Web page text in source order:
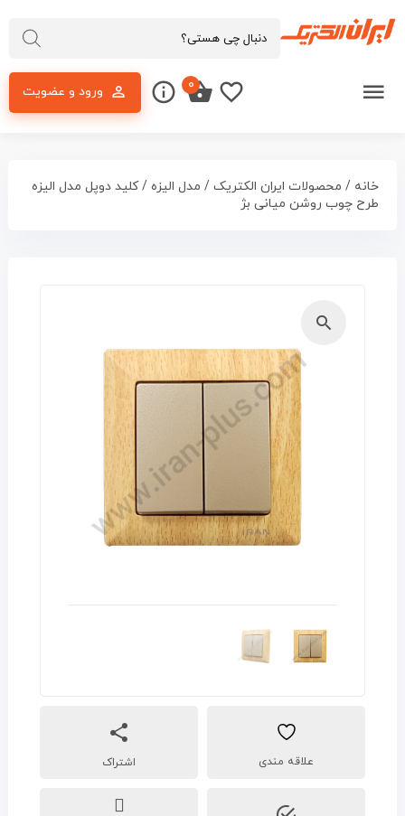
ورود و عضویت ۰
خانه / محصولات ایران الکتریک/ مدل الیزه/ کلید دوپل مدل الیزه
طرح چوب روشن میانی بژ
اشتراک